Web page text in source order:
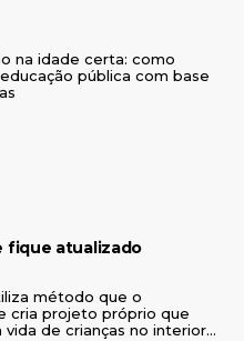
na idade certa: como
pública com base
fique atualizado
método que o
cria projeto próprio que
vida de crianças no interior